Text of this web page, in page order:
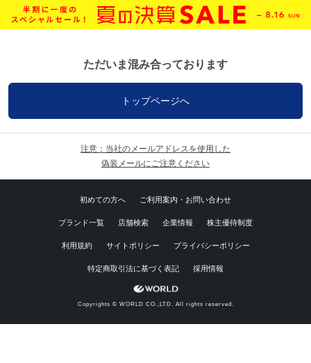
ただいま混み合っております
トップページへ
注意：当社のメールアドレスを使用した
偽装メールにご注意ください
初めての方へ ご利用案内・お問い合わせ
ブランド一覧 店舗検索 企業情報 株主優待制度
利用規約 サイトポリシー プライバシーポリシー
特定商取引法に基づく表記 採用情報
Copyrights © WORLD CO.,LTD. All rights reserved.